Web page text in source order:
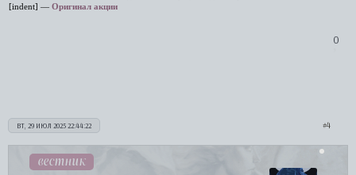
[indent] — Оригинал акции
0
4
ВТ, 29 ИЮЛ 2025 22:44:22
вестник